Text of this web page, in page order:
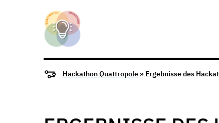
Hackathon Quattropole » Ergebnisse des